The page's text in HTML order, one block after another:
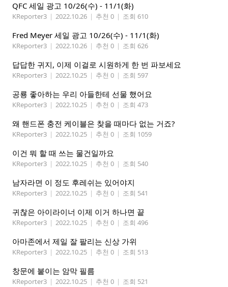
QFC 세일 광고 10/26(수) - 11/1(화)
KReporter3 | 2022.10.26 | 추천 0 | 조회 610
Fred Meyer 세일 광고 10/26(수) - 11/1(화)
KReporter3 | 2022.10.26 | 추천 0 | 조회 626
답답한 귀지, 이제 이걸로 시원하게 한 번 파보세요
KReporter3 | 2022.10.25 | 추천 0 | 조회 597
공룡 좋아하는 우리 아들한테 선물 했어요
KReporter3 | 2022.10.25 | 추천 0 | 조회 473
왜 핸드폰 충전 케이블은 찾을 때마다 없는 거죠?
KReporter3 | 2022.10.25 | 추천 0 | 조회 1059
이건 뭐 할 때 쓰는 물건일까요
KReporter3 | 2022.10.25 | 추천 0 | 조회 540
남자라면 이 정도 후레쉬는 있어야지
KReporter3 | 2022.10.25 | 추천 0 | 조회 541
귀찮은 아이라이너 이제 이거 하나면 끝
KReporter3 | 2022.10.25 | 추천 0 | 조회 496
아마존에서 제일 잘 팔리는 신상 가위
KReporter3 | 2022.10.25 | 추천 0 | 조회 513
창문에 붙이는 암막 필름
KReporter3 | 2022.10.25 | 추천 0 | 조회 521